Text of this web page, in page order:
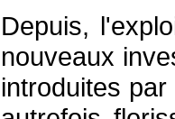
Depuis,
nouveaux
introduites